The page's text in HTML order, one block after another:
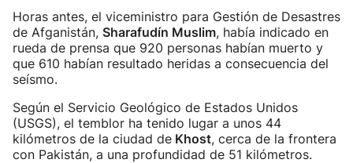
Horas antes, el viceministro para Gestión de Desastres
de Afganistán, Sharafudín Muslim, había indicado en
rueda de prensa que 920 personas habían muerto y
que 610 habían resultado heridas a consecuencia del
seísmo.
Según el Servicio Geológico de Estados Unidos
(USGS), el temblor ha tenido lugar a unos 44
kilómetros de la ciudad de Khost, cerca de la frontera
con Pakistán, a una profundidad de 51 kilómetros.